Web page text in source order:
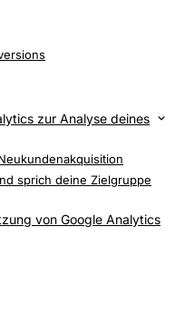
zur Analyse deines
und verringere die
sprich deine Zielgruppe
von Google Analytics